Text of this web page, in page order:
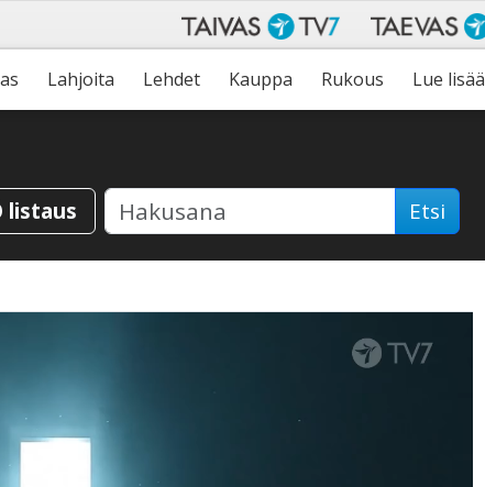
Lahjoita Lehdet Kauppa Rukous Lue lisää
listaus Etsi